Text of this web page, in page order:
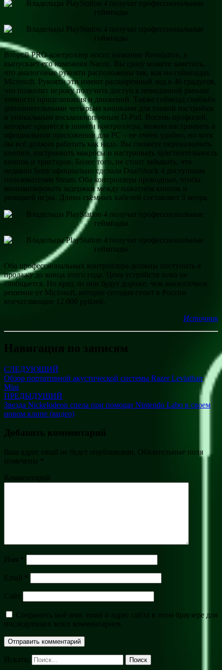
Второй PRO-контроллер носит название Revolution, а
выпускает его компания Nacon. Вы сразу можете заметить,
что аналоговые рукояти расположены так, как на геймпадах
Microsoft. Рукояти эти имеют расширенный ход в 46 градусов,
что позволит игроку получить доступ к невиданной раньше
точности прицеливания и движений. Также геймпад снабжён
дополнительными четырьмя кнопками для тонкой настройки
и уникальным восьмикнопочным D-Pad. Восемь профилей,
которые хранятся в памяти контроллера, можно настраивать в
официальном приложении для PC – не очень удобно, но хотя
бы всё должно работать как надо. Вы сможете переназначать
кнопки, настраивать макросы и настраивать чувствительность
кнопок и триггеров. Более того, не стоит забывать, что
недавно Sony официально сделала DualShock 4 доступным
пользователям Steam. Оба контроллера проводные, чтобы
минимизировать задержки между нажатием кнопок и
реакцией игры. Длина съёмных кабелей составляет 3 метра.
Оба профессиональных контроллера должны поступить в
продажу до конца этого года. Цена устройств пока не
сообщается. Но вряд ли они будут дороже, чем аналогичное
решение от Microsoft, которое сегодня стоит в России
впечатляющие 12 000 рублей.
Источник
Навигация по записям
СЛЕДУЮЩИЙ
Обзор портативной акустической системы Razer Leviathan
Mini
ПРЕДЫДУЩИЙ
Звезда Nickelodeon спела при помощи Nintendo Labo в своем
новом клипе (видео)
Добавить комментарий
Ваш адрес email не будет опубликован.
Обязательные поля
помечены
Комментарий
Имя
Email
Сайт
Сохранить моё имя, email и адрес сайта в этом браузере для
последующих моих комментариев.
Искать: Поиск